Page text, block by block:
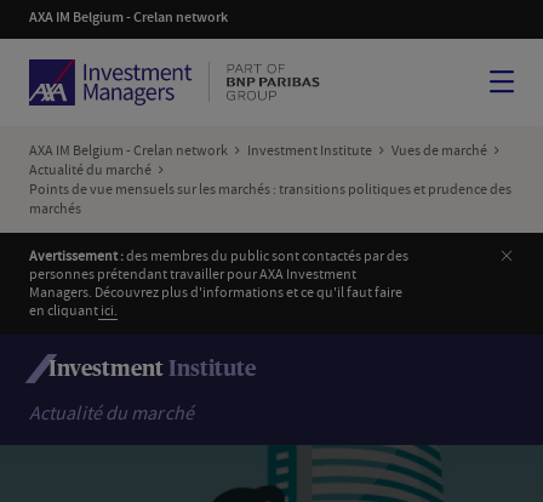
AXA IM Belgium - Crelan network
AXA IM Belgium - Crelan network Investment Institute
Vues de marché
Actualité du marché
Points de vue mensuels sur les marchés : transitions politiques et prudence des
marchés
Avertissement :des membres du public sont contactés par des
personnes prétendant travailler pour AXA Investment
Managers. Découvrez plus d'informations et ce qu'il faut faire
en cliquantici.
Investment Institute
Actualité du marché